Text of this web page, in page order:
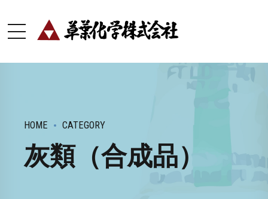
HOME CATEGORY
灰類（合成品）